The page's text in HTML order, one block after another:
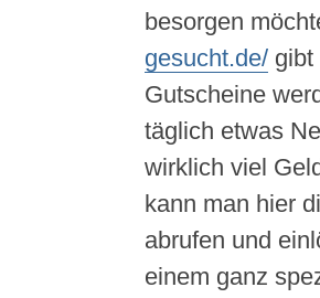
besorgen
gesucht.de/gibt
Gutscheine
täglich etwas
wirklich viel
kann man hier
abrufen und
einem ganz